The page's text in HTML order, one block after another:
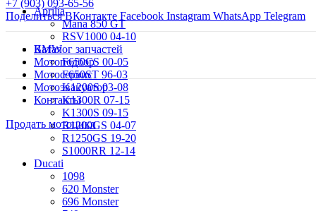
+7 (903) 093-65-56
Поделиться ВКонтакте Facebook Instagram WhatsApp Telegram
Aprilia
Mana 850 GT
RSV1000 04-10
BMW
F650CS 00-05
F650ST 96-03
K1200S 03-08
K1300R 07-15
K1300S 09-15
R1200GS 04-07
R1250GS 19-20
S1000RR 12-14
Ducati
1098
620 Monster
696 Monster
Каталог запчастей
Мотоподбор
Мотосервис
Мотоэвакуатор
Контакты
Продать мотоцикл